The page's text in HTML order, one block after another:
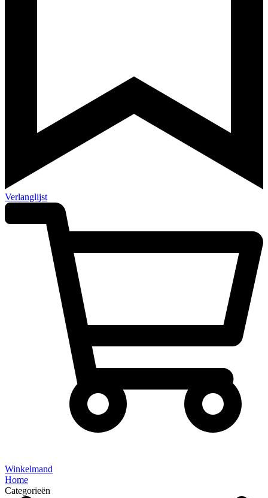
Verlanglijst
Winkelmand
Home
Categorieën